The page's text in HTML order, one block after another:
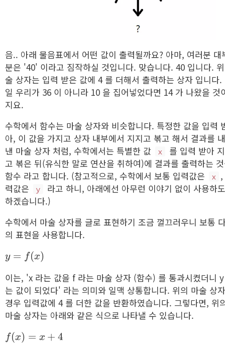
음.. 아래 물음표에서 어떤 값이 출력될까요? 아마, 여러분 대
분은 '40' 이라고 짐작하실 것입니다. 맞습니다. 40 입니다.
술 상자는 입력 받은 값에 4 를 더해서 출력하는 상자 입니다.
일 우리가 36 이 아니라 10 을 집어넣었다면 14 가 나왔을 것
지요.
수학에서 함수는 마술 상자와 비슷합니다. 특정한 값을 입력
아, 이 값을 가지고 상자 내부에서 지지고 볶고 해서 결과를
낸 마술 상자 처럼, 수학에서는 특별한 값
x
를 입력 받아
고 볶은 뒤(유식한 말로 연산을 취하여)에 결과를 출력하는
함수 라고 합니다. (참고적으로, 수학에서 보통 입력값은
x
력값은
y
라고 하니, 아래에선 아무런 이야기 없이 사용하
하겠습니다.)
수학에서 마술 상자를 글로 표현하기 조금 껄끄러우니 보통
의 표현을 사용합니다.
y =
y = f (x)
이는, 'x 라는 값을 f 라는 마술 상자 (함수) 를 통과시켰더니
는 값이 되었다' 라는 의미와 일맥 상통합니다. 위의 마술 상
경우 입력값에 4 를 더한 값을 반환하였습니다. 그렇다면, 위
마술 상자는 아래와 같은 식으로 나타낼 수 있습니다.
f(x)
f (x) = x + 4